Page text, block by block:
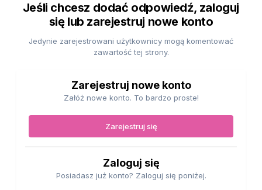
Jeśli chcesz dodać odpowiedź, zaloguj
się lub zarejestruj nowe konto
Jedynie zarejestrowani użytkownicy mogą komentować
zawartość tej strony.
Zarejestruj nowe konto
Załóż nowe konto. To bardzo proste!
Zarejestruj się
Zaloguj się
Posiadasz już konto? Zaloguj się poniżej.